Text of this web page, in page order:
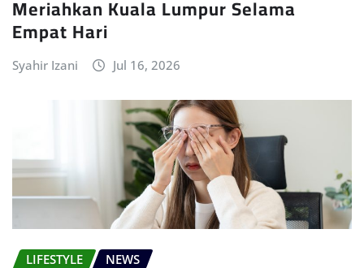
Meriahkan Kuala Lumpur Selama
Empat Hari
Syahir Izani Jul 16, 2026
LIFESTYLE NEWS